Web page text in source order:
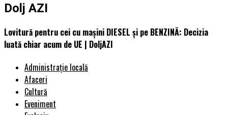
Dolj AZI
Lovitură pentru cei cu mașini DIESEL și pe BENZINĂ: Decizia
luată chiar acum de UE | DoljAZI
Administrație locală
Afaceri
Cultură
Eveniment